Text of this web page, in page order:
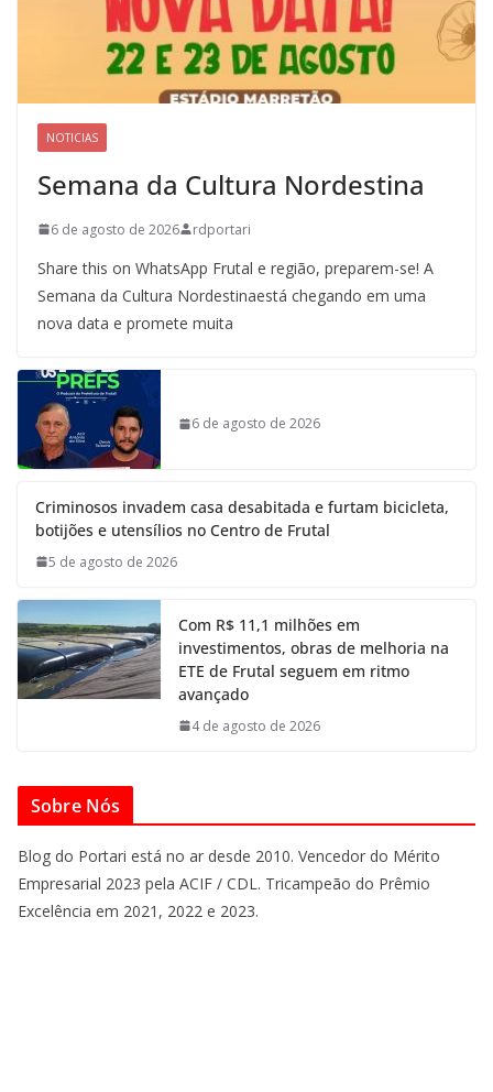
NOTICIAS
Semana da Cultura Nordestina
6 de agosto de 2026 rdportari
Share this on WhatsApp Frutal e região, preparem-se! A
Semana da Cultura Nordestinaestá chegando em uma
nova data e promete muita
6 de agosto de 2026
Criminosos invadem casa desabitada e furtam bicicleta,
botijões e utensílios no Centro de Frutal
5 de agosto de 2026
Com R$ 11,1 milhões em
investimentos, obras de melhoria na
ETE de Frutal seguem em ritmo
avançado
4 de agosto de 2026
Sobre Nós
Blog do Portari está no ar desde 2010. Vencedor do Mérito
Empresarial 2023 pela ACIF / CDL. Tricampeão do Prêmio
Excelência em 2021, 2022 e 2023.